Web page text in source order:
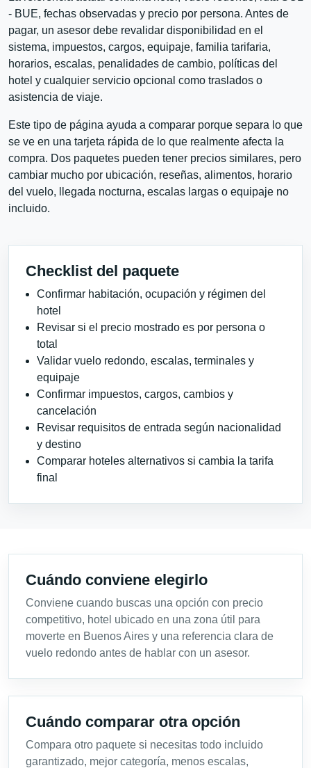
- BUE, fechas observadas y precio por persona. Antes de
pagar, un asesor debe revalidar disponibilidad en el
sistema, impuestos, cargos, equipaje, familia tarifaria,
horarios, escalas, penalidades de cambio, políticas del
hotel y cualquier servicio opcional como traslados o
asistencia de viaje.
Este tipo de página ayuda a comparar porque separa lo que
se ve en una tarjeta rápida de lo que realmente afecta la
compra. Dos paquetes pueden tener precios similares, pero
cambiar mucho por ubicación, reseñas, alimentos, horario
del vuelo, llegada nocturna, escalas largas o equipaje no
incluido.
Checklist del paquete
Confirmar habitación, ocupación y régimen del
hotel
Revisar si el precio mostrado es por persona o
total
Validar vuelo redondo, escalas, terminales y
equipaje
Confirmar impuestos, cargos, cambios y
cancelación
Revisar requisitos de entrada según nacionalidad
y destino
Comparar hoteles alternativos si cambia la tarifa
final
Cuándo conviene elegirlo
Conviene cuando buscas una opción con precio
competitivo, hotel ubicado en una zona útil para
moverte en Buenos Aires y una referencia clara de
vuelo redondo antes de hablar con un asesor.
Cuándo comparar otra opción
Compara otro paquete si necesitas todo incluido
garantizado, mejor categoría, menos escalas,